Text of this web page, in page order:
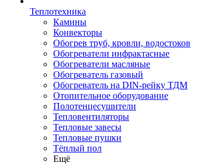
Теплотехника
Камины
Конвекторы
Обогрев труб, кровли, водостоков
Обогреватели инфрактасные
Обогреватели масляные
Обогреватель газовый
Обогреватель на DIN-рейку ТДМ
Отопительное оборудование
Полотенцесушители
Тепловентиляторы
Тепловые завесы
Тепловые пушки
Тёплый пол
Ещё